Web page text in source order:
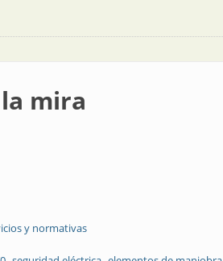
mira
y normativas